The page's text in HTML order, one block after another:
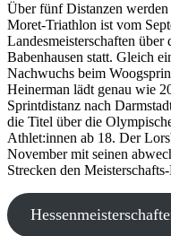
Über fünf Distanzen
Moret-Triathlon ist vom
Landesmeisterschaften
Babenhausen statt. Gleich
Nachwuchs beim
Heinerman lädt genau wie
Sprintdistanz nach
die Titel über die
Athlet:innen ab 18. Der
November mit seinen
Strecken den